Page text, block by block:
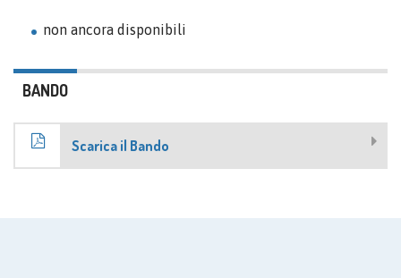
non ancora disponibili
BANDO
Scarica il Bando